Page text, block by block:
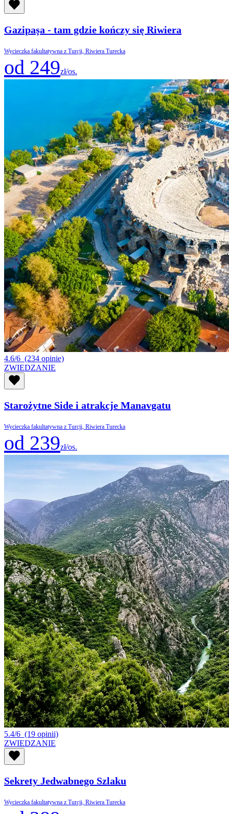
Gazipaşa - tam gdzie kończy się Riwiera
Wycieczka fakultatywna z Turcji, Riwiera Turecka
od 249zł/os.
4.6/6 (234 opinie)
ZWIEDZANIE
Starożytne Side i atrakcje Manavgatu
Wycieczka fakultatywna z Turcji, Riwiera Turecka
od 239zł/os.
5.4/6 (19 opinii)
ZWIEDZANIE
Sekrety Jedwabnego Szlaku
Wycieczka fakultatywna z Turcji, Riwiera Turecka